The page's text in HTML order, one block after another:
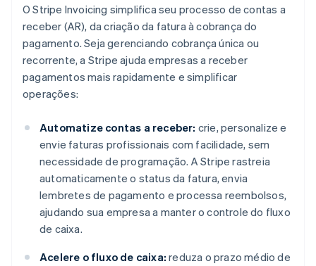
O Stripe Invoicing simplifica seu processo de contas a
receber (AR), da criação da fatura à cobrança do
pagamento. Seja gerenciando cobrança única ou
recorrente, a Stripe ajuda empresas a receber
pagamentos mais rapidamente e simplificar
operações:
Automatize contas a receber: crie, personalize e
envie faturas profissionais com facilidade, sem
necessidade de programação. A Stripe rastreia
automaticamente o status da fatura, envia
lembretes de pagamento e processa reembolsos,
ajudando sua empresa a manter o controle do fluxo
de caixa.
Acelere o fluxo de caixa: reduza o prazo médio de